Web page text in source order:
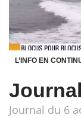
L’INFO EN
Journal du 6